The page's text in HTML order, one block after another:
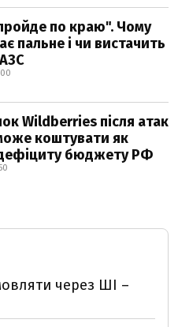
по краю". Чому
пальне і чи вистачить
Wildberries після атак
коштувати як
бюджету РФ
через ШІ –